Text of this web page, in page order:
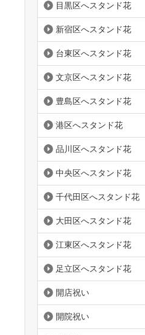
目黒区へスタンド花
新宿区へスタンド花
台東区へスタンド花
文京区へスタンド花
豊島区へスタンド花
港区へスタンド花
品川区へスタンド花
中央区へスタンド花
千代田区へスタンド花
大田区へスタンド花
江東区へスタンド花
足立区へスタンド花
開店祝い
開院祝い